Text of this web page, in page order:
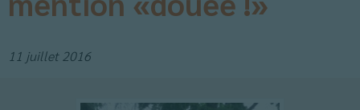
11 juillet 2016